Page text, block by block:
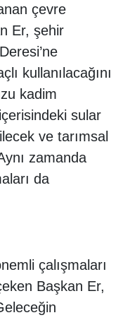
çevre
Er, şehir
kullanılacağını
kadim
sular
ve tarımsal
zamanda
da
çalışmaları
Başkan Er,